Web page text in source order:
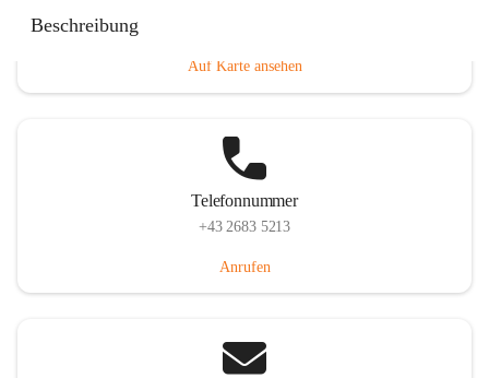
Beschreibung
Auf Karte ansehen
Telefonnummer
+43 2683 5213
Anrufen